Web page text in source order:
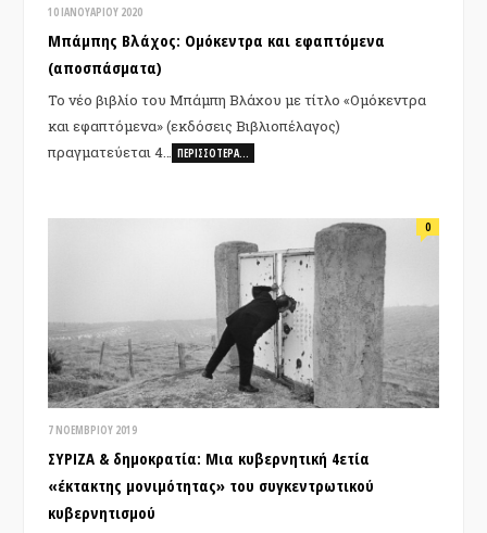
10 ΙΑΝΟΥΑΡΊΟΥ 2020
Μπάμπης Βλάχος: Ομόκεντρα και εφαπτόμενα
(αποσπάσματα)
Το νέο βιβλίο του Μπάμπη Βλάχου με τίτλο «Ομόκεντρα
και εφαπτόμενα» (εκδόσεις Βιβλιοπέλαγος)
πραγματεύεται 4… ΠΕΡΙΣΣΌΤΕΡΑ…
7 ΝΟΕΜΒΡΊΟΥ 2019
0
ΣΥΡΙΖΑ & δημοκρατία: Μια κυβερνητική 4ετία
«έκτακτης μονιμότητας» του συγκεντρωτικού
κυβερνητισμού